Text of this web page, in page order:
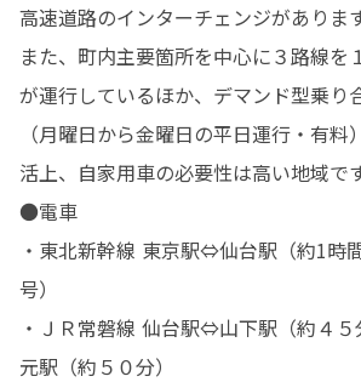
高速道路のインターチェンジがあります
また、町内主要箇所を中心に３路線を
が運行しているほか、デマンド型乗り
（月曜日から金曜日の平日運行・有
活上、自家用車の必要性は高い地域です
●電車
・東北新幹線 東京駅⇔仙台駅（約1時
号）
・ＪＲ常磐線 仙台駅⇔山下駅（約４
元駅（約５０分）